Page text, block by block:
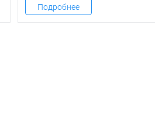
какие новые игровые проекты
появятся для консоли Xbox One.
Подробнее